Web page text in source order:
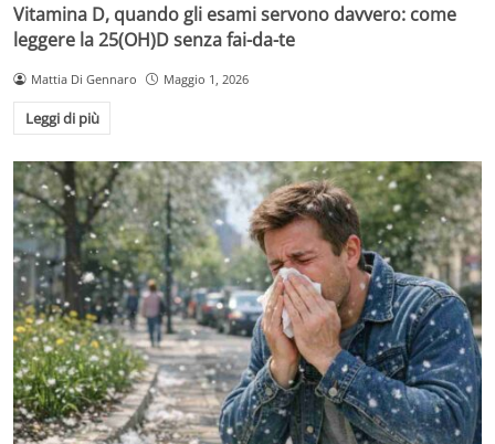
Vitamina D, quando gli esami servono davvero: come
leggere la 25(OH)D senza fai-da-te
Mattia Di Gennaro Maggio 1, 2026
Leggi di più